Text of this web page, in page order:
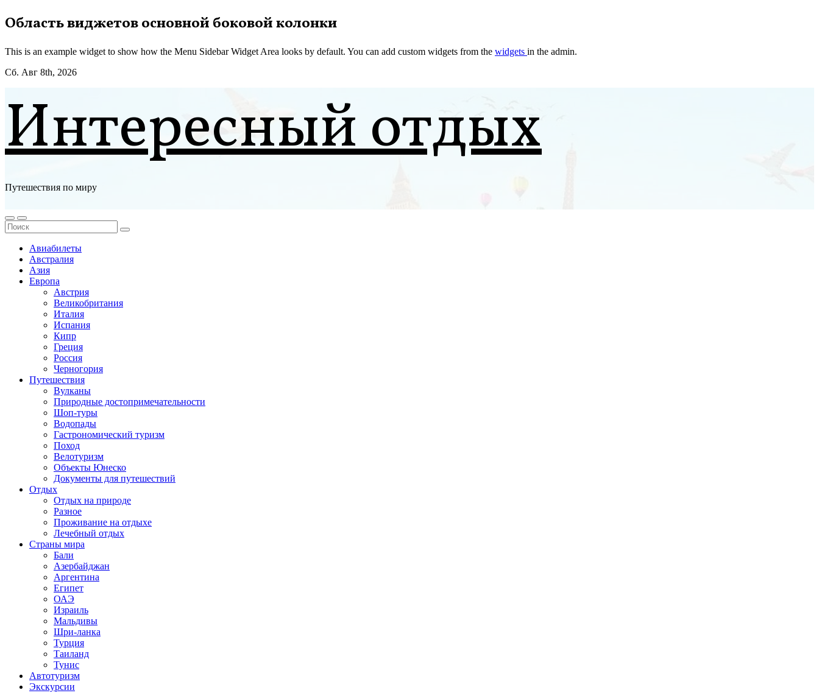
Перейти
к
Область виджетов основной боковой колонки
This is an example widget to show how the Menu Sidebar Widget Area looks by default. You can add custom widgets from the widgets in the admin.
Сб. Авг 8th, 2026
Интересный отдых
Путешествия по миру
Авиабилеты
Австралия
Азия
Европа
Австрия
Великобритания
Италия
Испания
Кипр
Греция
Россия
Черногория
Путешествия
Вулканы
Природные достопримечательности
Шоп-туры
Водопады
Гастрономический туризм
Поход
Велотуризм
Объекты Юнеско
Документы для путешествий
Отдых
Отдых на природе
Разное
Проживание на отдыхе
Лечебный отдых
Страны мира
Бали
Азербайджан
Аргентина
Египет
ОАЭ
Израиль
Мальдивы
Шри-ланка
Турция
Таиланд
Тунис
Автотуризм
Экскурсии